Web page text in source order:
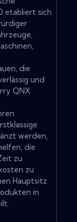
etabliert sich
die
und
QNX
werden,
die
zu
zu
Hauptsitz
in